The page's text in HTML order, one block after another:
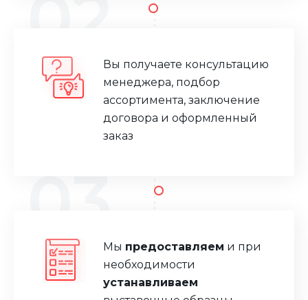
Вы получаете консультацию
менеджера, подбор
ассортимента, заключение
договора и оформленный
заказ
Мы предоставляем и при
необходимости
устанавливаем